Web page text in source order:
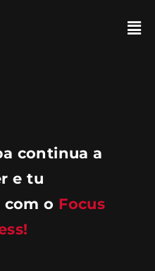
continua a
e tu
com o Focus